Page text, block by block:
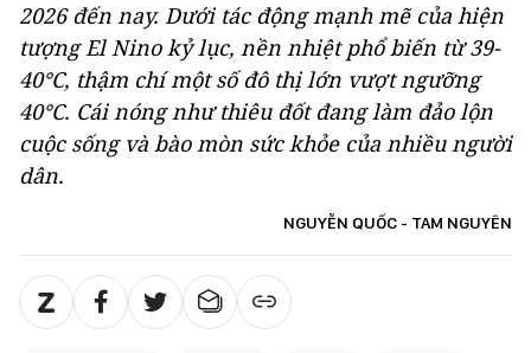
2026 đến nay. Dưới tác động mạnh mẽ của hiện
tượng El Nino kỷ lục, nền nhiệt phổ biến từ 39-
40°C, thậm chí một số đô thị lớn vượt ngưỡng
40°C. Cái nóng như thiêu đốt đang làm đảo lộn
cuộc sống và bào mòn sức khỏe của nhiều người
dân.
NGUYỄN QUỐC - TAM NGUYÊN